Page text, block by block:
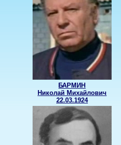
БАРМИН
Николай Михайлович
22.03.1924